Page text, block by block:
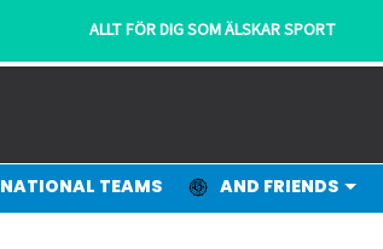
ALLT FÖR DIG SOM ÄLSKAR SPORT
NATIONAL TEAMS AND FRIENDS